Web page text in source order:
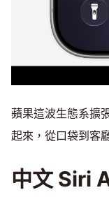
蘋果這波生態系擴
起來，從口袋到客
中文 Siri